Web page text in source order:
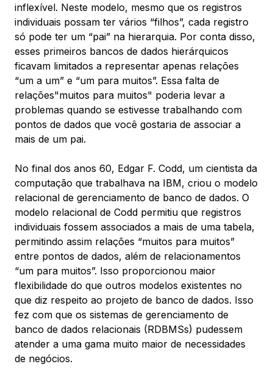
inflexível. Neste modelo, mesmo que os registros
individuais possam ter vários “filhos”, cada registro
só pode ter um “pai” na hierarquia. Por conta disso,
esses primeiros bancos de dados hierárquicos
ficavam limitados a representar apenas relações
“um a um” e “um para muitos”. Essa falta de
relações"muitos para muitos" poderia levar a
problemas quando se estivesse trabalhando com
pontos de dados que você gostaria de associar a
mais de um pai.
No final dos anos 60, Edgar F. Codd, um cientista da
computação que trabalhava na IBM, criou o modelo
relacional de gerenciamento de banco de dados. O
modelo relacional de Codd permitiu que registros
individuais fossem associados a mais de uma tabela,
permitindo assim relações “muitos para muitos”
entre pontos de dados, além de relacionamentos
“um para muitos”. Isso proporcionou maior
flexibilidade do que outros modelos existentes no
que diz respeito ao projeto de banco de dados. Isso
fez com que os sistemas de gerenciamento de
banco de dados relacionais (RDBMSs) pudessem
atender a uma gama muito maior de necessidades
de negócios.